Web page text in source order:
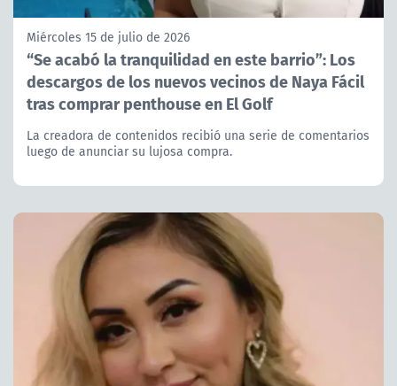
Miércoles 15 de julio de 2026
“Se acabó la tranquilidad en este barrio”: Los
descargos de los nuevos vecinos de Naya Fácil
tras comprar penthouse en El Golf
La creadora de contenidos recibió una serie de comentarios
luego de anunciar su lujosa compra.